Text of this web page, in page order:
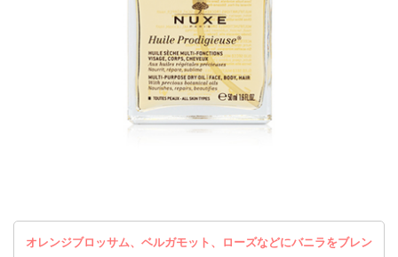
オレンジブロッサム、ベルガモット、ローズなどにバニラをブレン